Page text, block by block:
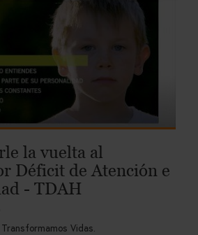
la vuelta al
Déficit de Atención e
- TDAH
Vidas.